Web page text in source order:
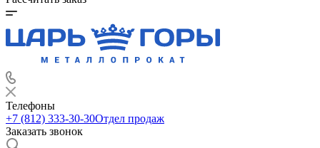
Телефоны
+7 (812) 333-30-30Отдел продаж
Заказать звонок